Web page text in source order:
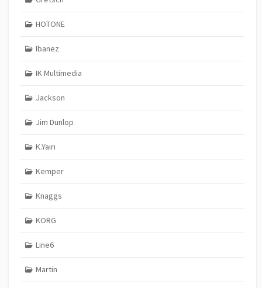
HOTONE
Ibanez
IK Multimedia
Jackson
Jim Dunlop
K.Yairi
Kemper
Knaggs
KORG
Line6
Martin